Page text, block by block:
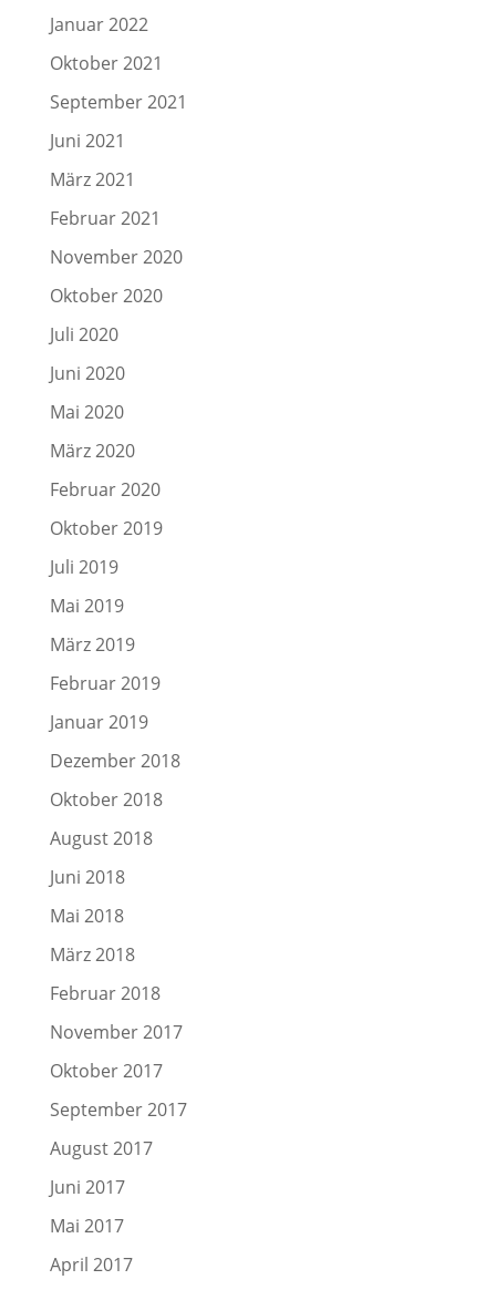
Januar 2022
Oktober 2021
September 2021
Juni 2021
März 2021
Februar 2021
November 2020
Oktober 2020
Juli 2020
Juni 2020
Mai 2020
März 2020
Februar 2020
Oktober 2019
Juli 2019
Mai 2019
März 2019
Februar 2019
Januar 2019
Dezember 2018
Oktober 2018
August 2018
Juni 2018
Mai 2018
März 2018
Februar 2018
November 2017
Oktober 2017
September 2017
August 2017
Juni 2017
Mai 2017
April 2017